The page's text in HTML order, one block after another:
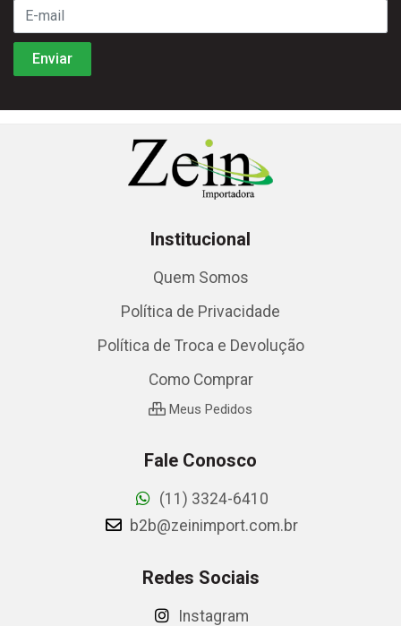
Institucional
Quem Somos
Política de Privacidade
Política de Troca e Devolução
Como Comprar
Meus Pedidos
Fale Conosco
(11) 3324-6410
b2b@zeinimport.com.br
Redes Sociais
Instagram